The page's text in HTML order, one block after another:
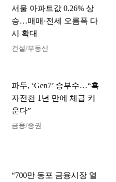
서울 아파트값 0.26% 상
승…매매·전세 오름폭 다
시 확대
건설/부동산
파두, ‘Gen7’ 승부수…“흑
자전환 1년 만에 체급 키
운다”
금융/증권
“700만 동포 금융시장 열